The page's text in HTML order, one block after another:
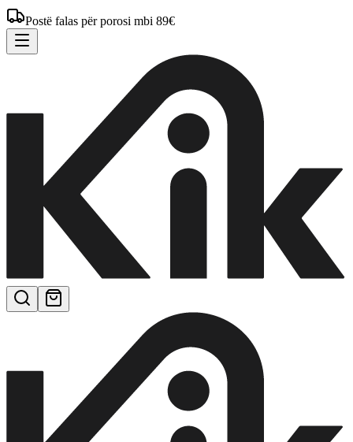
Postë falas për porosi mbi 89€